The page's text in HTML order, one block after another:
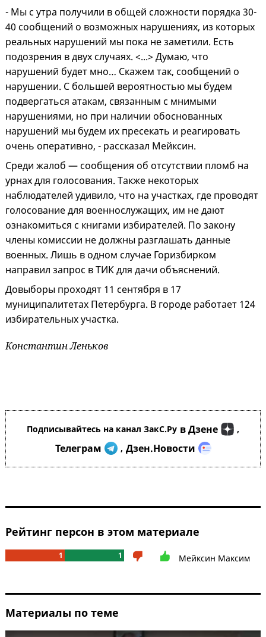
- Мы с утра получили в общей сложности порядка 30-
40 сообщений о возможных нарушениях, из которых
реальных нарушений мы пока не заметили. Есть
подозрения в двух случаях. <...> Думаю, что
нарушений будет мно… Скажем так, сообщений о
нарушении. С большей вероятностью мы будем
подвергаться атакам, связанным с мнимыми
нарушениями, но при наличии обоснованных
нарушений мы будем их пресекать и реагировать
очень оперативно, - рассказал Мейксин.
Среди жалоб — сообщения об отсутствии пломб на
урнах для голосования. Также некоторых
наблюдателей удивило, что на участках, где проводят
голосование для военнослужащих, им не дают
ознакомиться с книгами избирателей. По закону
члены комиссии не должны разглашать данные
военных. Лишь в одном случае Горизбирком
направил запрос в ТИК для дачи объяснений.
Довыборы проходят 11 сентября в 17
муниципалитетах Петербурга. В городе работает 124
избирательных участка.
Константин Леньков
Подписывайтесь на канал ЗакС.Ру в Дзене ,
Телеграм , Дзен.Новости
Рейтинг персон в этом материале
1 1 Мейксин Максим
Материалы по теме